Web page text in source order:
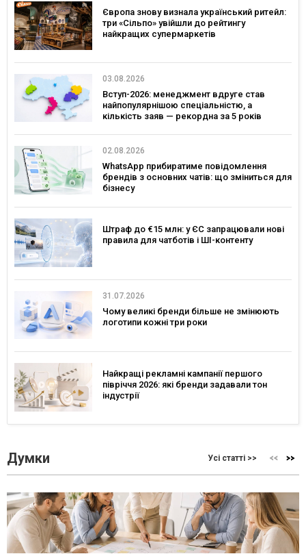
Європа знову визнала український ритейл:
три «Сільпо» увійшли до рейтингу
найкращих супермаркетів
03.08.2026
Вступ-2026: менеджмент вдруге став
найпопулярнішою спеціальністю, а
кількість заяв — рекордна за 5 років
02.08.2026
WhatsApp прибиратиме повідомлення
брендів з основних чатів: що зміниться для
бізнесу
Штраф до €15 млн: у ЄС запрацювали нові
правила для чатботів і ШІ-контенту
31.07.2026
Чому великі бренди більше не змінюють
логотипи кожні три роки
Найкращі рекламні кампанії першого
півріччя 2026: які бренди задавали тон
індустрії
Думки Усі статті >>